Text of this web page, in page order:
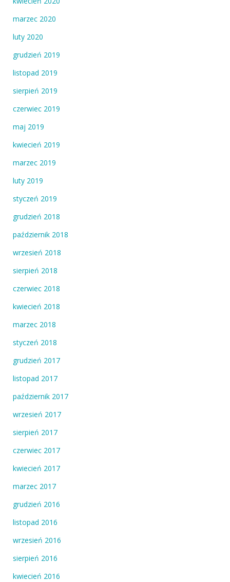
marzec 2020
luty 2020
grudzień 2019
listopad 2019
sierpień 2019
czerwiec 2019
maj 2019
kwiecień 2019
marzec 2019
luty 2019
styczeń 2019
grudzień 2018
październik 2018
wrzesień 2018
sierpień 2018
czerwiec 2018
kwiecień 2018
marzec 2018
styczeń 2018
grudzień 2017
listopad 2017
październik 2017
wrzesień 2017
sierpień 2017
czerwiec 2017
kwiecień 2017
marzec 2017
grudzień 2016
listopad 2016
wrzesień 2016
sierpień 2016
kwiecień 2016